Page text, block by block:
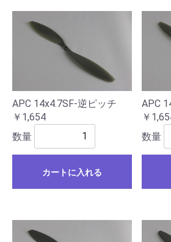
APC 14x4.7SF-逆ピッチ
￥1,654
数量
カートに入れる
APC
￥
数量